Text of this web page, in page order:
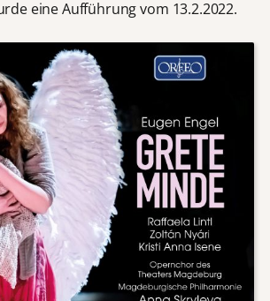
eine Aufführung vom 13.2.2022.